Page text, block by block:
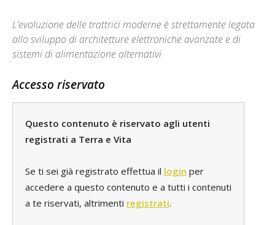
L’evoluzione delle trattrici moderne è strettamente legata
allo sviluppo di architetture elettroniche avanzate e di
sistemi di alimentazione alternativi
Accesso riservato
Questo contenuto è riservato agli utenti
registrati a Terra e Vita
Se ti sei già registrato effettua il login per
accedere a questo contenuto e a tutti i contenuti
a te riservati, altrimenti registrati.